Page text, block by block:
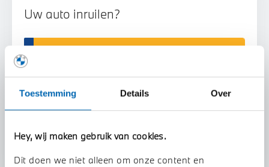
Toestemming Details Over
Hey, wij maken gebruik van cookies.
Dit doen we niet alleen om onze content en
Uw auto inruilen?